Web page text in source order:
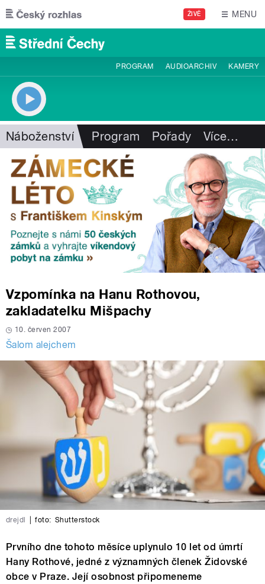
Přejít k hlavnímu obsahu
ŽIVĚ MENU
PROGRAM AUDIOARCHIV KAMERY
Náboženství Program Pořady Více…
Vzpomínka na Hanu Rothovou,
zakladatelku Mišpachy
10. červen 2007
Šalom alejchem
drejdl foto: Shutterstock
Prvního dne tohoto měsíce uplynulo 10 let od úmrtí
Hany Rothové, jedné z významných členek Židovské
obce v Praze. Její osobnost připomeneme